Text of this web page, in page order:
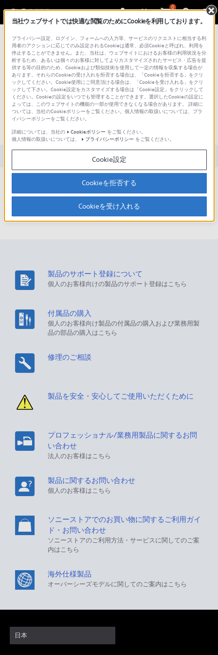
0
総合サポート・お問い合わせ
文書番号 : 00263269 / 最終更新日 : 2025/03/11
360 Reality Audio (360RA)を再生す
るヘッドフォンの規格に制限はあ
りますか？
対象製品カテゴリー・製品
いいえ、360RAに関しての特別な制限はありません。
一般的なBluetooth機能対応の無線ステレオヘッドフォン、また
は、3極かCTIA準拠の4極タイプの3.5ミリ端子を持つ有線ヘッドフ
ォンをお使いいただけます。
製品のサポート登録について
個人のお客様向けの製品のサポート登録はこちら
付属品の購入
個人のお客様向け製品の付属品の購入および業務用製
品の部品の購入はこちら
修理のご相談
製品を安全・安心してご使用いただくために
プロフェッショナル/業務用製品に関するお問
い合わせ
法人のお客様はこちら
製品に関するお問い合わせ
個人のお客様はこちら
ソニーストアでのお買い物に関するご利用ガイ
ド・お問い合わせ
ソニーストアのご利用方法・サービスに関してのご案
内はこちら
海外仕様製品
オーバーシーズモデルに関してのご案内はこちら
日本
当社ウェブサイトでは快適な閲覧のためにCookieを利用しております。
プライバシー設定、ログイン、フォームへの入力等、サービスのリクエストに相当する利
用者のアクションに応じてのみ設定されるCookieは通常、必須Cookieと呼ばれ、利用を
停止することができません。また、当社は、ウェブサイトにおけるお客様の利用状況を分
析するため、あるいは個々のお客様に対してよりカスタマイズされたサービス・広告を提
供する等の目的のため、Cookieおよび類似技術を使用して一定の情報を収集する場合が
あります。それらのCookieの受け入れを拒否する場合は、「Cookieを拒否する」をクリ
ックしてください。Cookie使用にご同意頂ける場合は、「Cookieを受け入れる」をクリ
ックして下さい。Cookie設定をカスタマイズする場合は「Cookie設定」をクリックして
ください。Cookieの設定をいつでも管理することができます。選択したCookieの設定に
よっては、このウェブサイトの機能の一部が使用できなくなる場合があります。 詳細に
ついては、当社のCookieポリシーをご覧ください。個人情報の取扱いについては、プラ
イバシーポリシーをご覧ください。
詳細については、当社の
Cookieポリシー をご覧ください。
個人情報の取扱いについては、
プライバシーポリシー をご覧ください。
Cookie設定
Cookieを拒否する
Cookieを受け入れる